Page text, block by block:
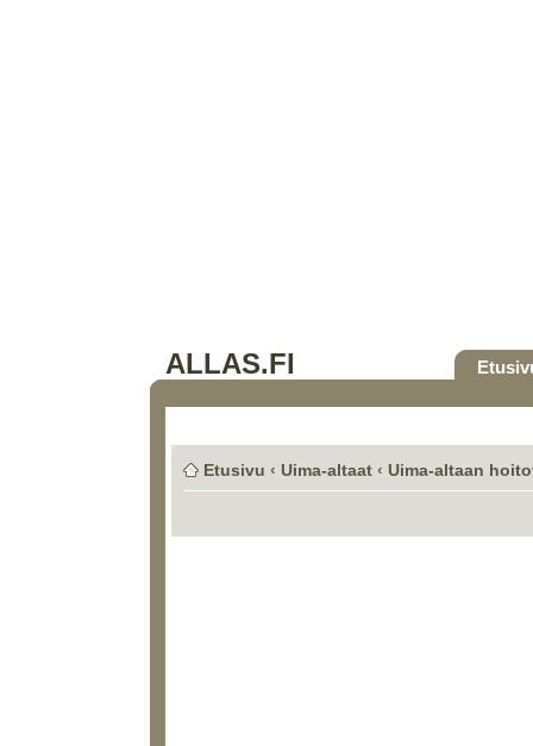
ALLAS.FI
Etusivu ‹ Uima-altaat ‹ Uima-altaan